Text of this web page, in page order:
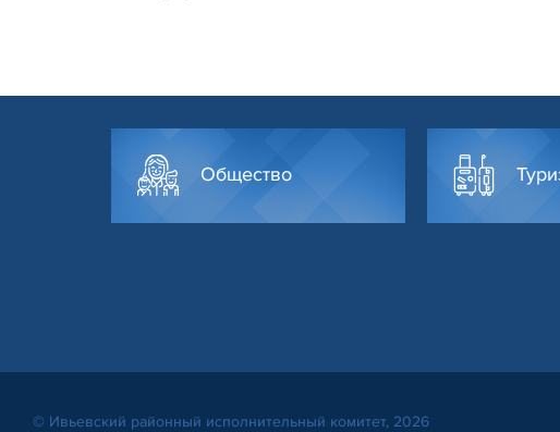
Общество
© Ивьевский районный исполнительный комитет, 2026